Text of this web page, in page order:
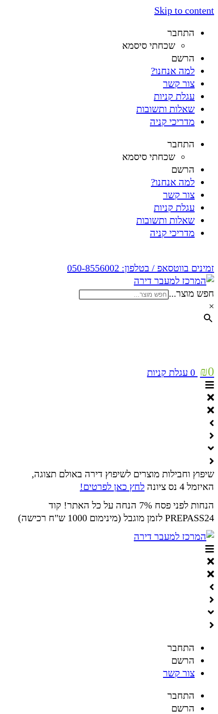
Skip to content
התחבר
שכחתי סיסמא
הרשם
למה אנחנו?
צור קשר
עגלת קניות
שאלות ותשובות
מדריכי קניה
התחבר
שכחתי סיסמא
הרשם
למה אנחנו?
צור קשר
עגלת קניות
שאלות ותשובות
מדריכי קניה
זמינים בווטסאפ / בטלפון: 050-8556002
חפש מוצר...
×
₪0
0 עגלת קניות
שיפוץ וחבילות מוצרים לשיפוץ דירה באולם תצוגה,
האיזמל 4 נס ציונה
לחץ כאן לפרטים!
הנחות לפני פסח 7% הנחה על כל האתר! קוד
PREPASS24 לזמן מוגבל (מינימום 1000 ש"ח רכישה)
התחבר
הרשם
צור קשר
התחבר
הרשם